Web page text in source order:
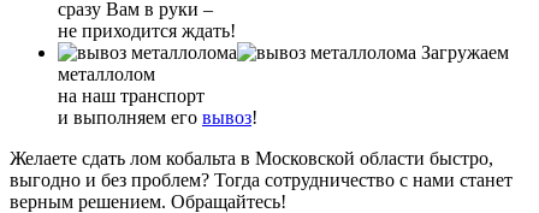
сразу Вам в руки –
не приходится ждать!
Загружаем
металлолом
на наш транспорт
и выполняем его вывоз!
Желаете сдать лом кобальта в Московской области быстро,
выгодно и без проблем? Тогда сотрудничество с нами станет
верным решением. Обращайтесь!